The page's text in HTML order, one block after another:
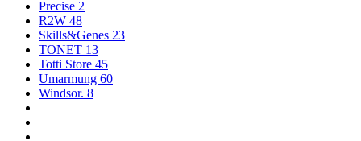
Precise 2
R2W 48
Skills&Genes 23
TONET 13
Totti Store 45
Umarmung 60
Windsor. 8